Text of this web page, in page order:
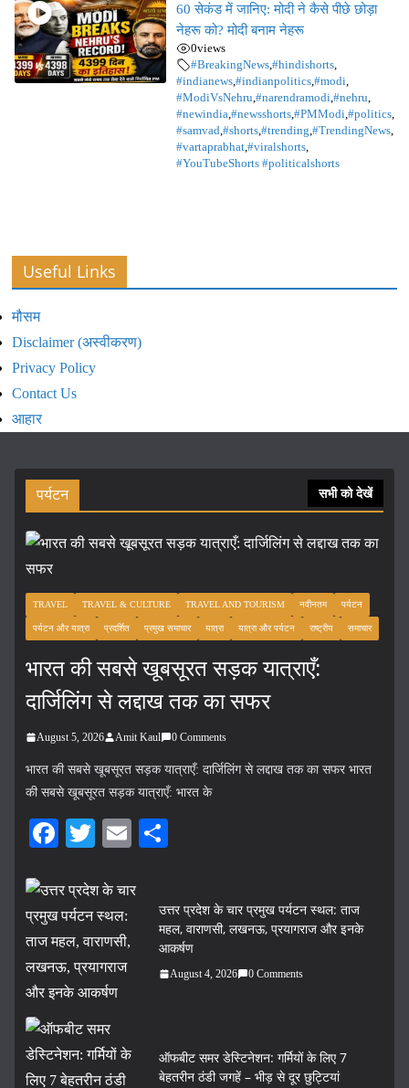
60 सेकंड में जानिए: मोदी ने कैसे पीछे छोड़ा
नेहरू को? मोदी बनाम नेहरू
0views
#BreakingNews, #hindishorts,
#indianews, #indianpolitics, #modi
#ModiVsNehru #narendramodi #nehru
#newindia #newsshorts, #PMModi #politics,
#samvad #shorts, #trending #TrendingNews,
#vartaprabhat, #viralshorts,
#YouTubeShorts #politicalshorts
Useful Links
मौसम
Disclaimer (अस्वीकरण)
Privacy Policy
Contact Us
आहार
पर्यटन सभी को देखें
TRAVEL TRAVEL & CULTURE TRAVEL AND TOURISM नवीनतम पर्यटन
पर्यटन और यात्रा प्रदर्शित प्रमुख समाचार यात्रा यात्रा और पर्यटन राष्ट्रीय समाचार
भारत की सबसे खूबसूरत सड़क यात्राएँ:
दार्जिलिंग से लद्दाख तक का सफर
August 5, 2026 Amit Kaul 0 Comments
भारत की सबसे खूबसूरत सड़क यात्राएँ: दार्जिलिंग से लद्दाख तक का सफर भारत
की सबसे खूबसूरत सड़क यात्राएँ: भारत के
Fa
bo
ok
T
tte
r
E
ail
उत्तर प्रदेश के चार प्रमुख पर्यटन स्थल: ताज
महल, वाराणसी, लखनऊ, प्रयागराज और इनके
आकर्षण
August 4, 2026 0 Comments
ऑफबीट समर डेस्टिनेशन: गर्मियों के लिए 7
बेहतरीन ठंडी जगहें – भीड़ से दूर छुट्टियां